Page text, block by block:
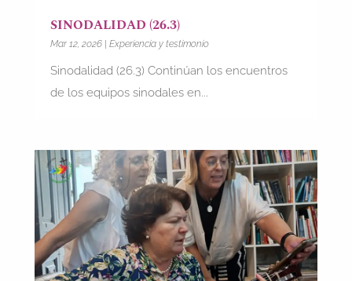
SINODALIDAD (26.3)
Mar 12, 2026| Experiencia y testimonio
Sinodalidad (26.3) Continúan los encuentros
de los equipos sinodales en...